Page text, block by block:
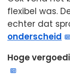
flexibel was.
echter dat
onderscheid
Hoge